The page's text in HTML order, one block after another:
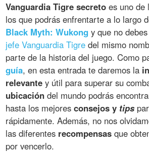
Vanguardia Tigre secreto es uno de
los que podrás enfrentarte a lo largo
Black Myth: Wukong y que no
jefe Vanguardia Tigre del mismo
parte de la historia del juego. Como
guía, en esta entrada te daremos la
relevante y útil para superar su
ubicación del mundo podrás
hasta los mejoresconsejos y tips
rápidamente. Además, no nos
las diferentes recompensas que
por vencerlo.